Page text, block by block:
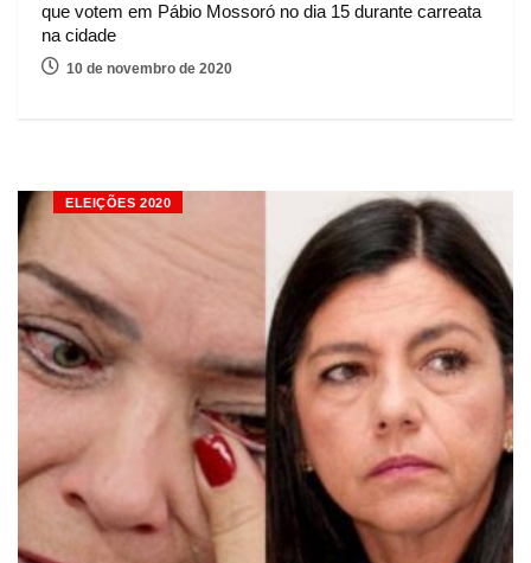
que votem em Pábio Mossoró no dia 15 durante carreata
na cidade
10 de novembro de 2020
ELEIÇÕES 2020